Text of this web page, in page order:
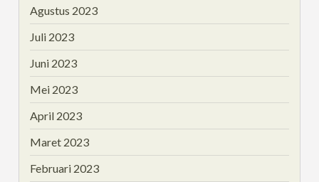
Agustus 2023
Juli 2023
Juni 2023
Mei 2023
April 2023
Maret 2023
Februari 2023